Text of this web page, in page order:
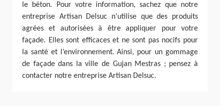
le béton. Pour votre information, sachez que notre
entreprise Artisan Delsuc n’utilise que des produits
agrées et autorisées à être appliquer pour votre
façade. Elles sont efficaces et ne sont pas nocifs pour
la santé et l’environnement. Ainsi, pour un gommage
de façade dans la ville de Gujan Mestras ; pensez à
contacter notre entreprise Artisan Delsuc.